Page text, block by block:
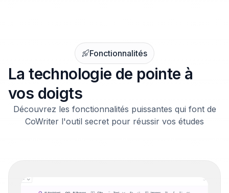
Fonctionnalités
La technologie de pointe à
vos doigts
Découvrez les fonctionnalités puissantes qui font de
CoWriter l'outil secret pour réussir vos études